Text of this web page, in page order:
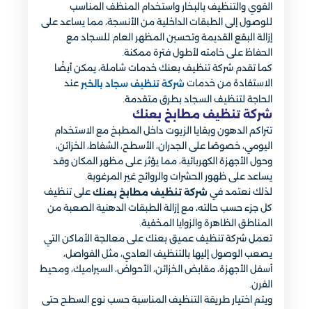
القوي والتنظيف بالبخار واستخدام المنظف المناسب
للوصول إلى الطبقات الداخلية من الأنسجة، مما يساعد على
إزالة البقع القديمة وتحسين المظهر العام للسجاد مع
الحفاظ على خامته لأطول فترة ممكنة.
كما تقدم شركة تنظيف بعنك خدمات شاملة، يمكن أيضًا
الاستفادة من خدمات شركة تنظيف سجاد بالخبر عند
الحاجة لتنظيف السجاد بطرق متقدمة.
شركة تنظيف مطابخ بعنك
تتراكم الدهون وبقايا الزيوت داخل المطبخ مع الاستخدام
اليومي، خصوصًا على الجدران، الأسطح، الشفاط، الخزائن،
وحول الأجهزة الكهربائية، مما يؤثر على مظهر المكان وقد
يساعد على ظهور الحشرات والروائح غير المرغوبة.
لذلك نعتمد في شركة تنظيف مطابخ بعنك على تنظيف
كل جزء حسب حالته، مع إزالة الطبقات الدهنية الصعبة من
المناطق الظاهرة والزوايا المخفية.
تعمل شركة تنظيف عميق بعنك على معالجة الأماكن التي
يصعب الوصول إليها بالتنظيف العادي، مثل الفواصل،
أسفل الأجهزة، مقابض الخزائن، الأحواض، السيراميك، ومحيط
الفرن.
ويتم اختيار طريقة التنظيف المناسبة حسب نوع السطح حتى